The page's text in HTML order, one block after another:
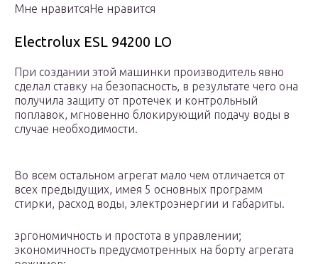
Мне нравитсяНе нравится
Electrolux ESL 94200 LO
При создании этой машинки производитель явно
сделал ставку на безопасность, в результате чего она
получила защиту от протечек и контрольный
поплавок, мгновенно блокирующий подачу воды в
случае необходимости.
Во всем остальном агрегат мало чем отличается от
всех предыдущих, имея 5 основных программ
стирки, расход воды, электроэнергии и габариты.
эргономичность и простота в управлении;
экономичность предусмотренных на борту агрегата